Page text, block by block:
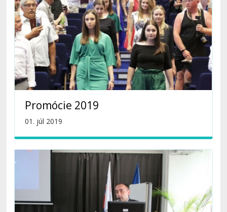
Promócie 2019
01. júl 2019